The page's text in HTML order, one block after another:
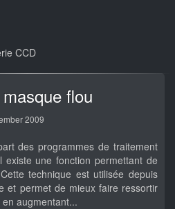
CCD
flou
2009
des programmes de traitement
existe une fonction permettant de
technique est utilisée depuis
et permet de mieux faire ressortir
augmentant...